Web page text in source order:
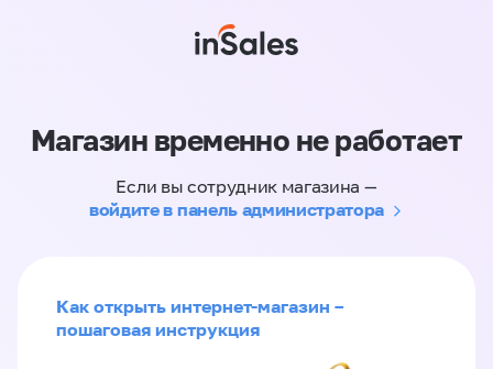
Магазин временно не работает
Если вы сотрудник магазина —
войдите в панель администратора
Как открыть интернет-магазин –
пошаговая инструкция